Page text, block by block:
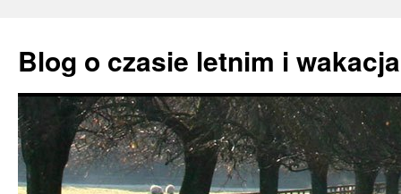
treści
Blog o czasie letnim i